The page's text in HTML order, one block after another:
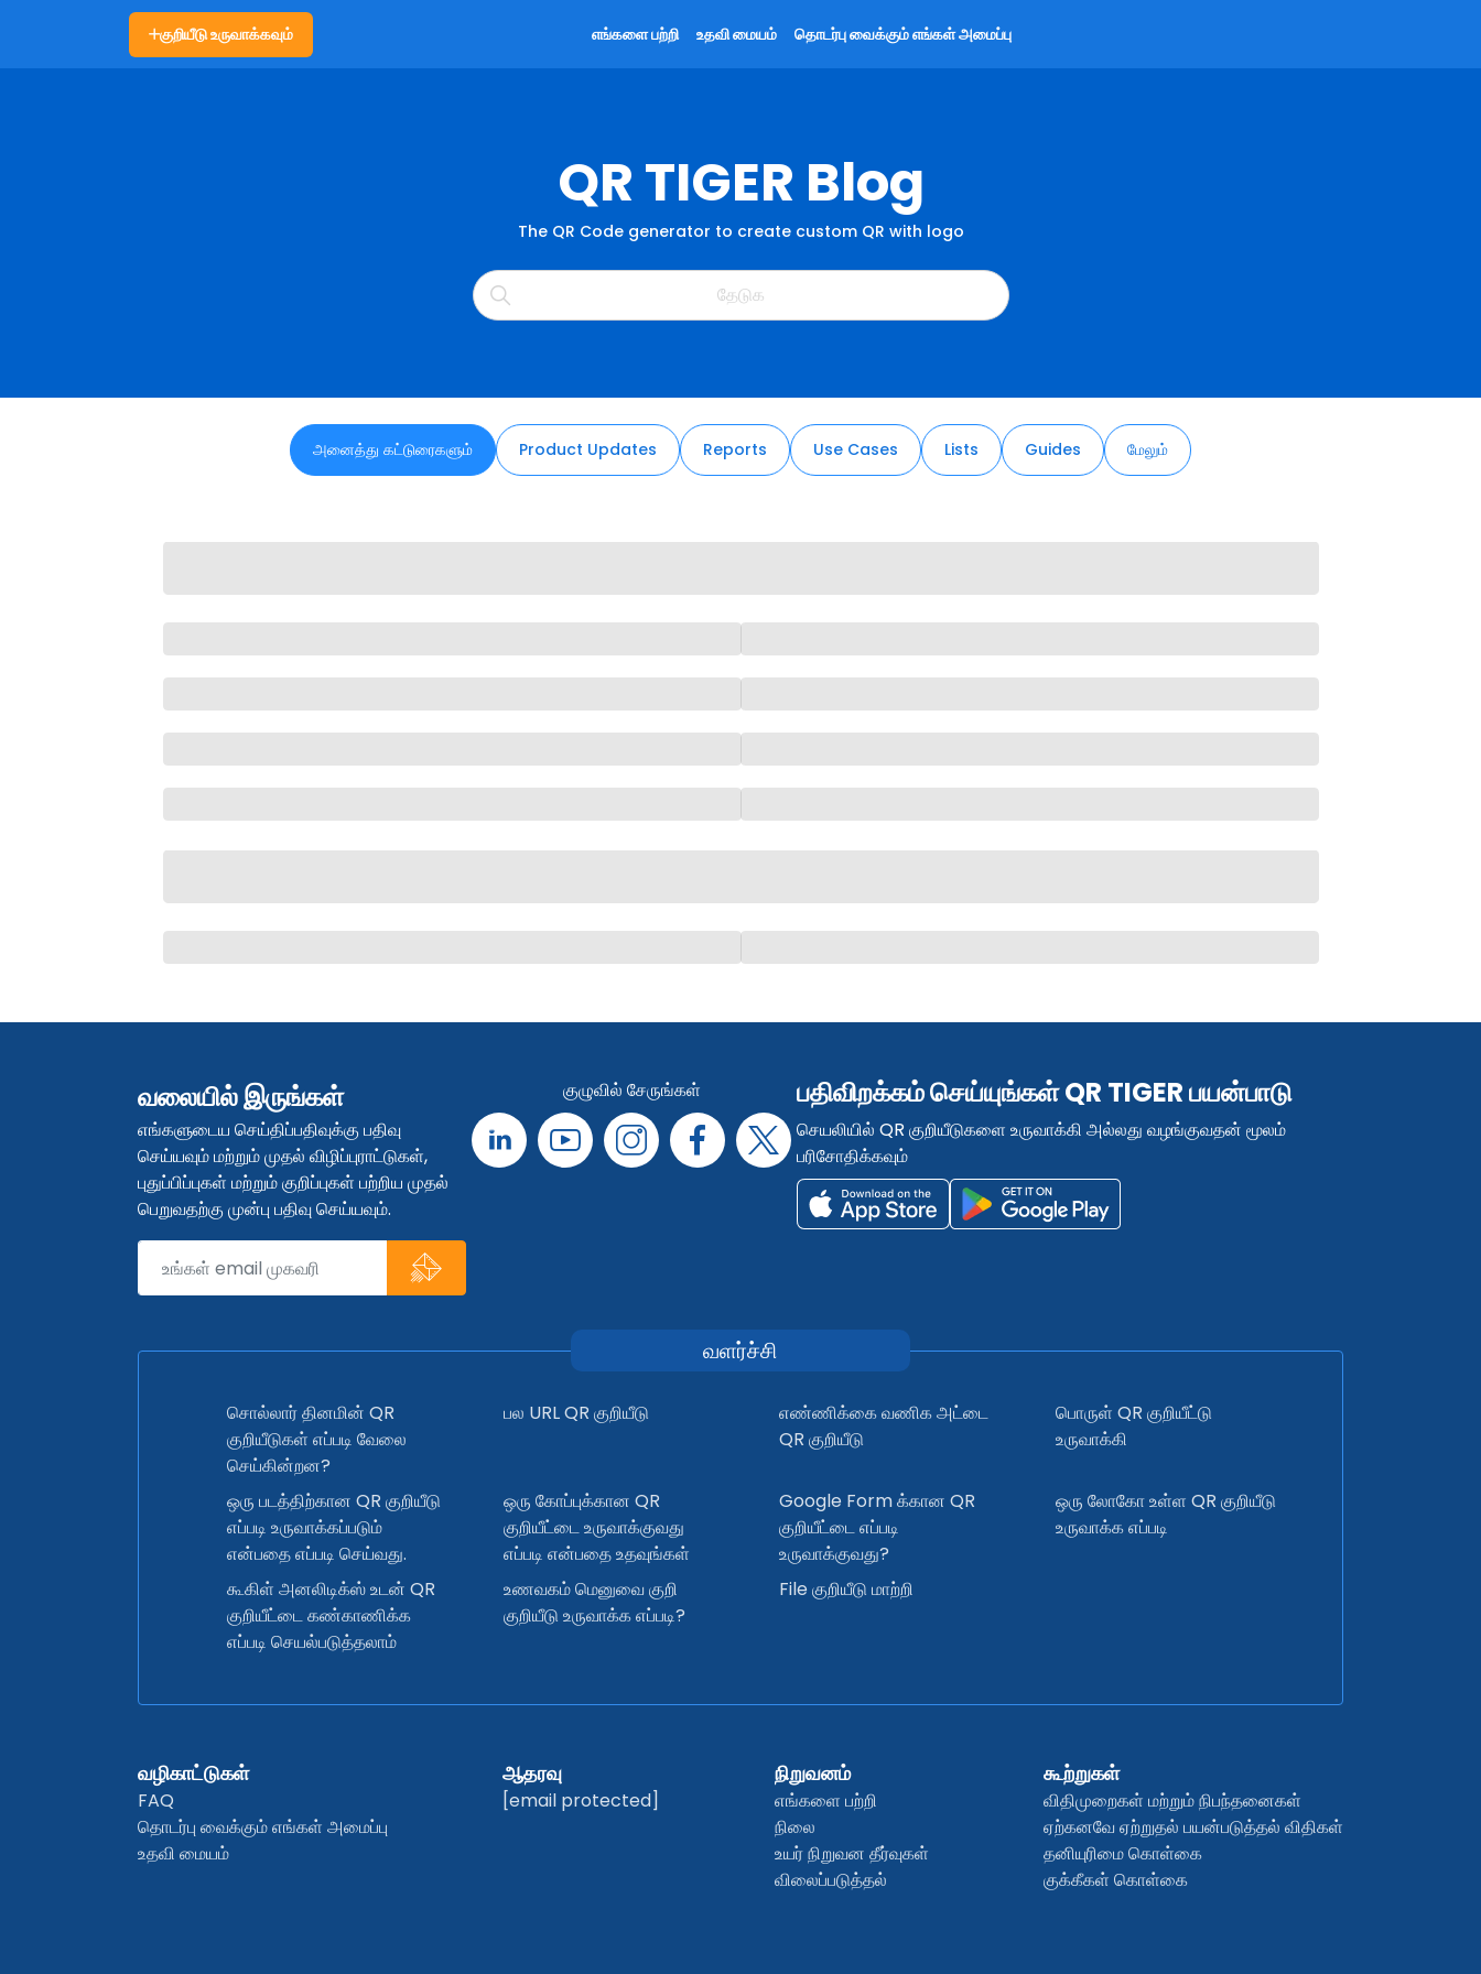
குறியீடு உருவாக்கவும் எங்களை பற்றி உதவி மையம் தொடர்பு வைக்கும் எங்கள் அமைப்பு
QR TIGER Blog
The QR Code generator to create custom QR with logo
அனைத்து கட்டுரைகளும் Product Updates Reports Use Cases Lists Guides மேலும்
வலையில் இருங்கள்
எங்களுடைய செய்திப்பதிவுக்கு பதிவு
செய்யவும் மற்றும் முதல் விழிப்புராட்டுகள்,
புதுப்பிப்புகள் மற்றும் குறிப்புகள் பற்றிய முதல்
பெறுவதற்கு முன்பு பதிவு செய்யவும்.
குழுவில் சேருங்கள் பதிவிறக்கம் செய்யுங்கள் QR TIGER பயன்பாடு
செயலியில் QR குறியீடுகளை உருவாக்கி அல்லது வழங்குவதன் மூலம்
பரிசோதிக்கவும்
வளர்ச்சி
சொல்லார் தினமின் QR
குறியீடுகள் எப்படி வேலை
செய்கின்றன?
பல URL QR குறியீடு
எண்ணிக்கை வணிக அட்டை
QR குறியீடு
பொருள் QR குறியீட்டு
உருவாக்கி
ஒரு படத்திற்கான QR குறியீடு
எப்படி உருவாக்கப்படும்
என்பதை எப்படி செய்வது.
ஒரு கோப்புக்கான QR
குறியீட்டை உருவாக்குவது
எப்படி என்பதை உதவுங்கள்
Google Form க்கான QR
குறியீட்டை எப்படி
உருவாக்குவது?
ஒரு லோகோ உள்ள QR குறியீடு
உருவாக்க எப்படி
கூகிள் அனலிடிக்ஸ் உடன் QR
குறியீட்டை கண்காணிக்க
எப்படி செயல்படுத்தலாம்
உணவகம் மெனுவை குறி
குறியீடு உருவாக்க எப்படி?
File குறியீடு மாற்றி
வழிகாட்டுகள்
FAQ
தொடர்பு வைக்கும் எங்கள் அமைப்பு
உதவி மையம்
ஆதரவு
[email protected]
நிறுவனம்
எங்களை பற்றி
நிலை
உயர் நிறுவன தீர்வுகள்
விலைப்படுத்தல்
கூற்றுகள்
விதிமுறைகள் மற்றும் நிபந்தனைகள்
ஏற்கனவே ஏற்றுதல் பயன்படுத்தல் விதிகள்
தனியுரிமை கொள்கை
குக்கீகள் கொள்கை